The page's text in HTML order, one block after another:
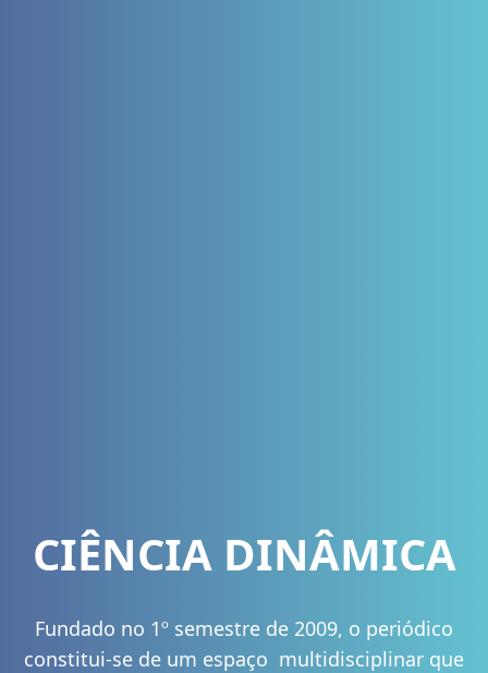
CIÊNCIA DINÂMICA
Fundado no 1º semestre de 2009, o periódico
constitui-se de um espaço multidisciplinar que